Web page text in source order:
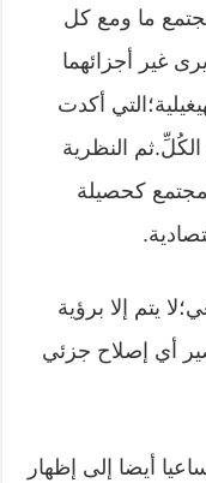
ما ومع كل
غير أجزائهما
الهيغيلية؛التي أكدت
النظرية
كحصيلة
يتم إلا برؤية
أي إصلاح جزئي
أيضا إلى إظهار